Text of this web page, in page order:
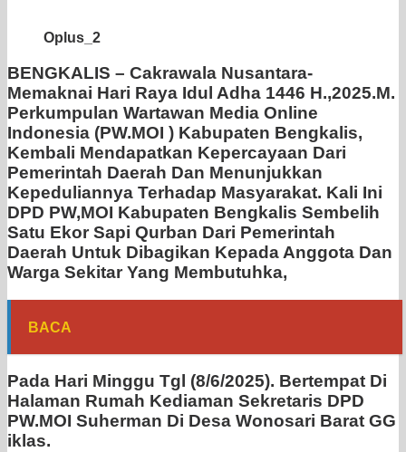
Oplus_2
BENGKALIS – Cakrawala Nusantara-
Memaknai Hari Raya Idul Adha 1446 H.,2025.M.
Perkumpulan Wartawan Media Online
Indonesia (PW.MOI ) Kabupaten Bengkalis,
Kembali Mendapatkan Kepercayaan Dari
Pemerintah Daerah Dan Menunjukkan
Kepeduliannya Terhadap Masyarakat. Kali Ini
DPD PW,MOI Kabupaten Bengkalis Sembelih
Satu Ekor Sapi Qurban Dari Pemerintah
Daerah Untuk Dibagikan Kepada Anggota Dan
Warga Sekitar Yang Membutuhka,
BACA
Pada Hari Minggu Tgl (8/6/2025). Bertempat Di
Halaman Rumah Kediaman Sekretaris DPD
PW.MOI Suherman Di Desa Wonosari Barat GG
iklas.